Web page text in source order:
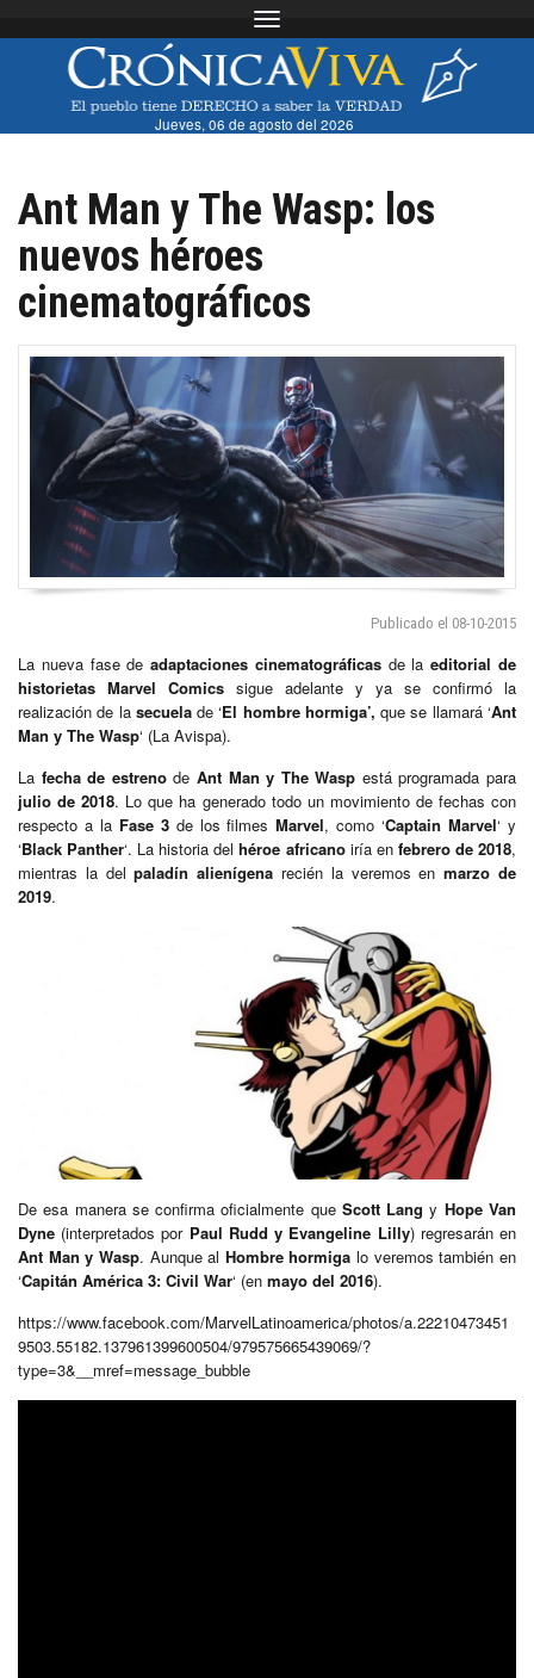
Toggle navigation
Jueves, 06 de agosto del 2026
Ant Man y The Wasp: los
nuevos héroes
cinematográficos
Publicado el 08-10-2015
La nueva fase deadaptaciones cinematográficasde laeditorial de
historietas Marvel Comics sigue adelante y ya se confirmó la
realización de la secuelade ‘El hombre hormiga’, que se llamará ‘Ant
Man y The Wasp‘ (La Avispa).
La fecha de estrenode Ant Man y The Wasp está programada para
julio de 2018. Lo que ha generado todo un movimiento de fechas con
respecto a la Fase 3de los filmesMarvel, como ‘Captain Marvel‘ y
‘Black Panther‘. La historia delhéroe africanoiría en febrero de 2018,
mientras la delpaladín alienígena recién la veremos enmarzo de
2019.
De esa manera se confirma oficialmente que Scott Langy Hope Van
Dyne (interpretados por Paul Rudd y Evangeline Lilly) regresarán en
Ant Man y Wasp. Aunque al Hombre hormiga lo veremos también en
‘Capitán América 3: Civil War‘ (en mayo del 2016).
https://www.facebook.com/MarvelLatinoamerica/photos/a.22210473451
9503.55182.137961399600504/979575665439069/?
type=3&__mref=message_bubble